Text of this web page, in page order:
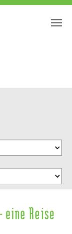
eine Reise